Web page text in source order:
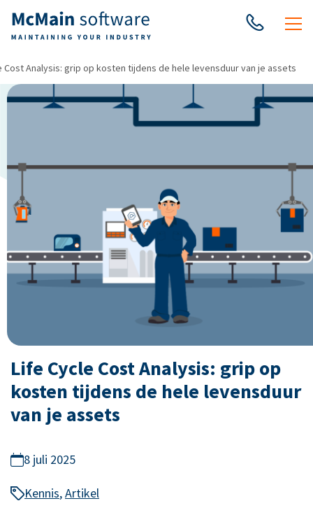
Cost Analysis: grip op kosten tijdens de hele levensduur van je assets
Life Cycle Cost Analysis: grip op
kosten tijdens de hele levensduur
van je assets
8 juli 2025
Kennis,Artikel